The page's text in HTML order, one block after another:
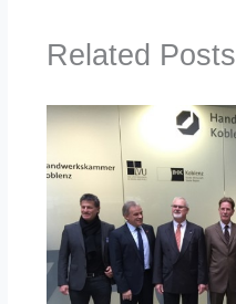
Related Posts